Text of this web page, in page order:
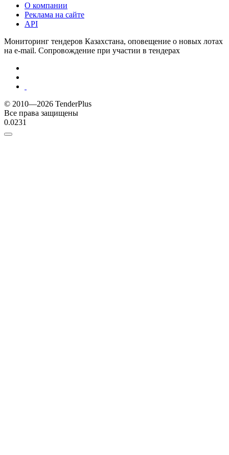
О компании
Реклама на сайте
API
Мониторинг тендеров Казахстана, оповещение о новых лотах
на e-mail. Сопровождение при участии в тендерах
© 2010—2026 TenderPlus
Все права защищены
0.0231